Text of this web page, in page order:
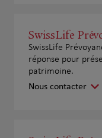
SwissLife
SwissLife
réponse pour
patrimoine.
Nous contacter